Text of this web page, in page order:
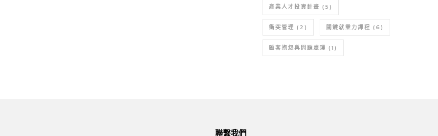
產業人才投資計畫 (5)
衝突管理 (2) 關鍵就業力課程 (6)
顧客抱怨與問題處理 (1)
聯繫我們